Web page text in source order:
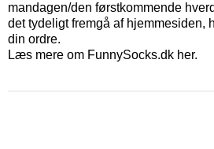
mandagen/den førstkommende
det tydeligt fremgå af hjemmesiden,
din ordre.
Læs mere om FunnySocks.dk her.